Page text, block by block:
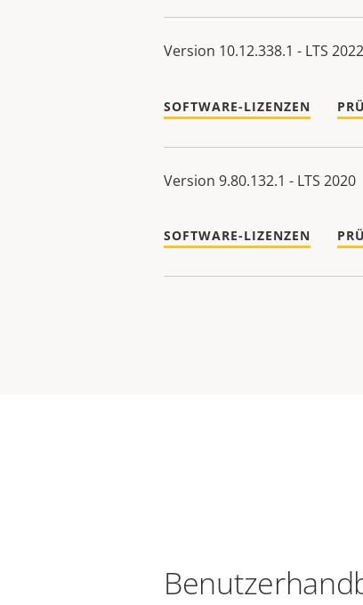
Version 10.12.338.1 - LTS 2022
SOFTWARE-LIZENZEN
Version 9.80.132.1 - LTS 2020
SOFTWARE-LIZENZEN